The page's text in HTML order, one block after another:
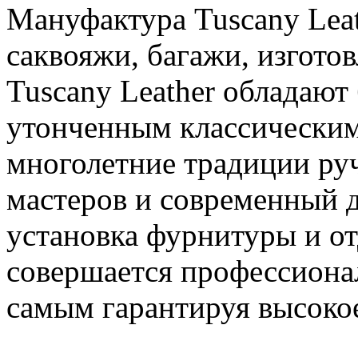
Мануфактура Tuscany
саквояжи, багажи,
Tuscany Leather
утонченным
многолетние традиции
мастеров и
установка фурнитуры и
совершается
самым гарантируя